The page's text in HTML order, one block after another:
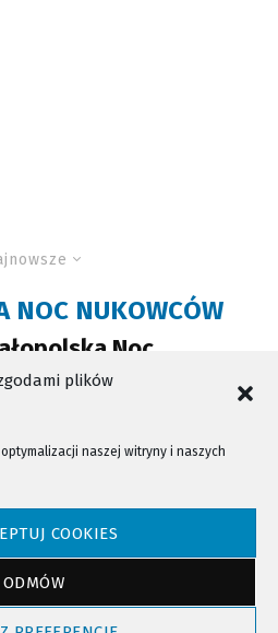
plików
naszej witryny i naszych
COOKIES
ODMÓW
NOC NUKOWCÓW
Noc
© 2023 Wszystkie prawa zastrzeżone!
do góry